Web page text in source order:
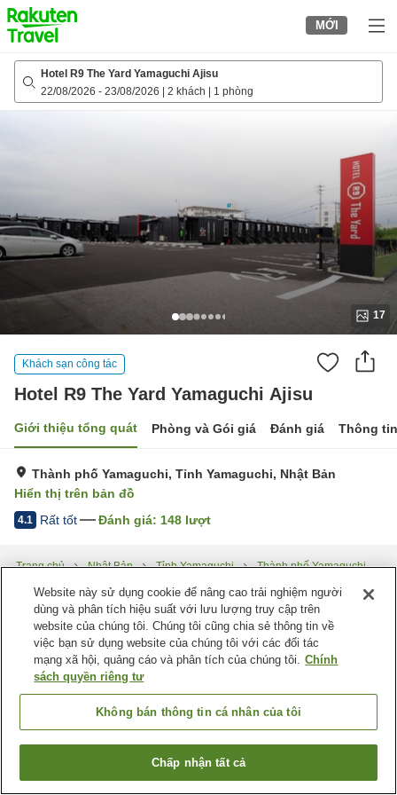
to
top
page
MỚI
Hotel R9 The Yard Yamaguchi Ajisu
22/08/2026 - 23/08/2026 2 khách 1 phòng
17
Khách sạn công tác
Hotel R9 The Yard Yamaguchi Ajisu
Giới thiệu tổng quát Phòng và Gói giá Đánh giá Thông
Thành phố Yamaguchi, Tỉnh Yamaguchi, Nhật Bản
Hiển thị trên bản đồ
4.1 Rất tốt Đánh giá: 148 lượt
Trang chủ Nhật Bản Tỉnh Yamaguchi
Thành phố Yamaguchi
Tìm phòng trống
Website này sử dụng cookie để nâng cao trải nghiệm người
dùng và phân tích hiệu suất với lưu lượng truy cập trên
website của chúng tôi. Chúng tôi cũng chia sẻ thông tin về
việc bạn sử dụng website của chúng tôi với các đối tác
mạng xã hội, quảng cáo và phân tích của chúng tôi. Chính
sách quyền riêng tư
Không bán thông tin cá nhân của tôi
Chấp nhận tất cả